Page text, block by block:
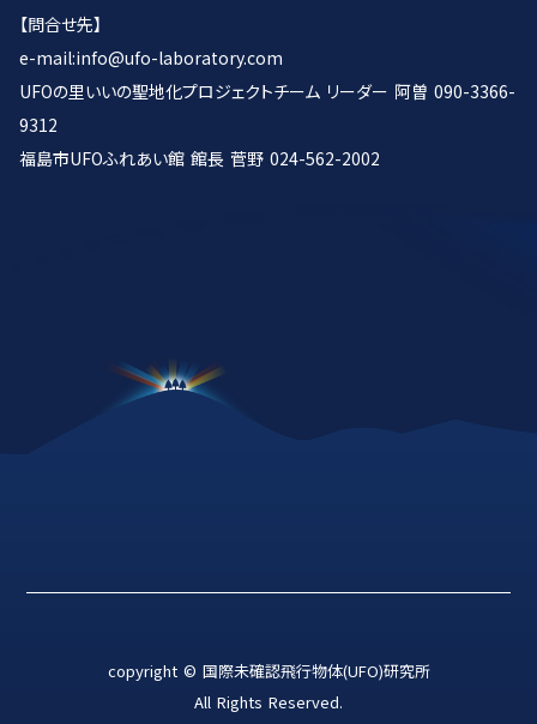
【問合せ先】
e-mail:info@ufo-laboratory.com
UFOの里いいの聖地化プロジェクトチーム リーダー 阿曽 090-3366-
9312
福島市UFOふれあい館 館長 菅野 024-562-2002
copyright © 国際未確認飛行物体(UFO)研究所
All Rights Reserved.